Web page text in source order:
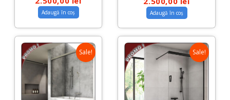
Adaugă în coș Adaugă în coș
Sale! Sale!